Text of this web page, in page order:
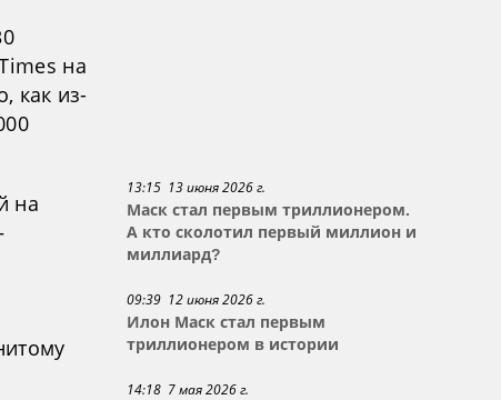
на
как из-
на
13:15 13 июня 2026 г.
Маск стал первым триллионером.
А кто сколотил первый миллион и
миллиард?
09:39 12 июня 2026 г.
Илон Маск стал первым
триллионером в истории
14:18 7 мая 2026 г.